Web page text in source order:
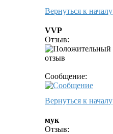
Вернуться к началу
VVP
Отзыв:
Сообщение:
Вернуться к началу
мук
Отзыв: